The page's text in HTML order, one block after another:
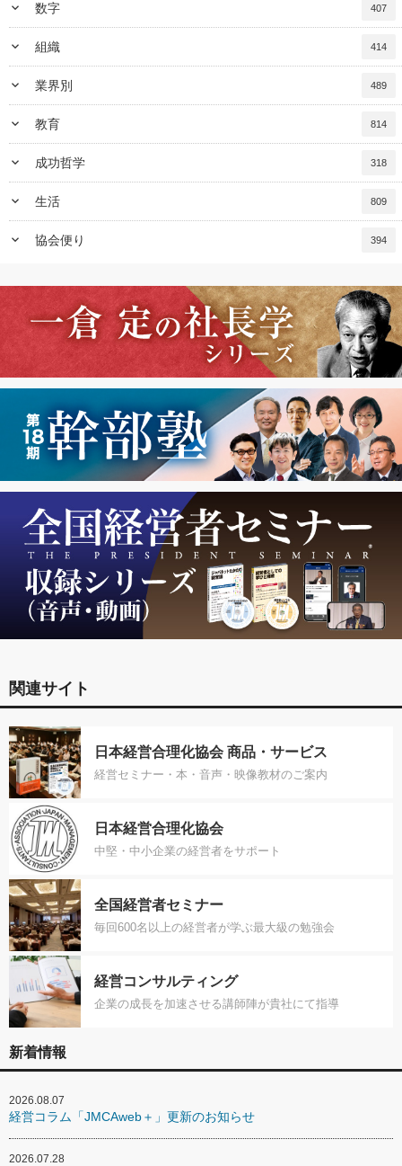
keyboard_arrow_down 数字 407
keyboard_arrow_down 組織 414
keyboard_arrow_down 業界別 489
keyboard_arrow_down 教育 814
keyboard_arrow_down 成功哲学 318
keyboard_arrow_down 生活 809
keyboard_arrow_down 協会便り 394
関連サイト
日本経営合理化協会 商品・サービス
経営セミナー・本・音声・映像教材のご案内
日本経営合理化協会
中堅・中小企業の経営者をサポート
全国経営者セミナー
毎回600名以上の経営者が学ぶ最大級の勉強会
経営コンサルティング
企業の成長を加速させる講師陣が貴社にて指導
新着情報
2026.08.07
経営コラム「JMCAweb＋」更新のお知らせ
2026.07.28